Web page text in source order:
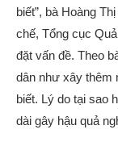
biết”, bà Hoàng
chế, Tổng cục
đặt vấn đề. Theo
dân như xây thêm
biết. Lý do tại sao
dài gây hậu quả